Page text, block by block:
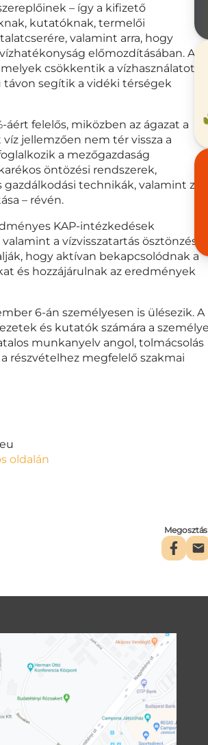
– így a kifizető
kutatóknak, termelői
valamint arra, hogy
előmozdításában. A
csökkentik a vízhasználatot,
segítik a vidéki térségek
áért felelős, miközben az ágazat a
jellemzően nem tér vissza a
a mezőgazdaság
öntözési rendszerek,
technikák, valamint
– révén.
KAP-intézkedések
a vízvisszatartás ösztönzését
hogy aktívan bekapcsolódnak a
és hozzájárulnak az eredmények
6-án személyesen is ülésezik. A
és kutatók számára a
munkanyelv angol, tolmácsolás
részvételhez megfelelő szakmai
oldalán
Megosztás